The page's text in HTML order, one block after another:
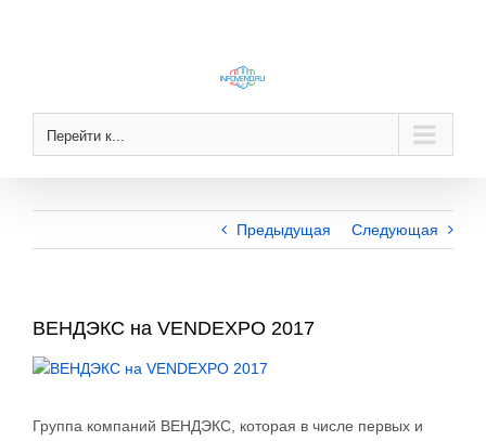
Перейти к...
Предыдущая Следующая
ВЕНДЭКС на VENDEXPO 2017
View
Image
Группа компаний ВЕНДЭКС, которая в числе первых и